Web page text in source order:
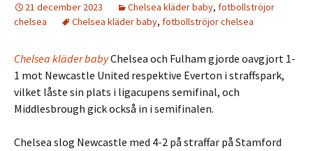
21 december 2023 Chelsea kläder baby, fotbollströjor
chelsea
Chelsea kläder baby, fotbollströjor chelsea
Chelsea kläder babyChelsea och Fulham gjorde oavgjort 1-
1 mot Newcastle United respektive Everton i straffspark,
vilket låste sin plats i ligacupens semifinal, och
Middlesbrough gick också in i semifinalen.
Chelsea slog Newcastle med 4-2 på straffar på Stamford